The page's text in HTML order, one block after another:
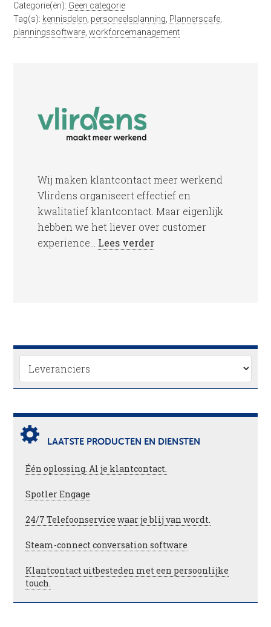
Categorie(ën): Geen categorie
Tag(s): kennisdelen personeelsplanning Plannerscafe
planningssoftware ,workforcemanagement
Wij maken klantcontact meer werkend
Vlirdens organiseert effectief en
kwalitatief klantcontact. Maar eigenlijk
hebben we het liever over customer
experience... Lees verder
LAATSTE PRODUCTEN EN DIENSTEN
Één oplossing. Al je klantcontact.
Spotler Engage
24/7 Telefoonservice waar je blij van wordt.
Steam-connect conversation software
Klantcontact uitbesteden met een persoonlijke
touch.